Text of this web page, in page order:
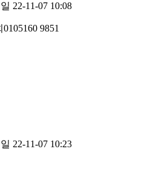
22-11-07 10:08
9851
22-11-07 10:23